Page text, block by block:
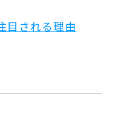
目される理由